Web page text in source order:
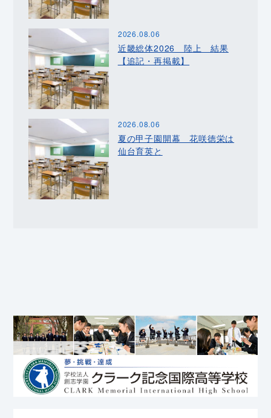
2026.08.06
近畿総体2026 陸上 結果
【追記・再掲載】
2026.08.06
夏の甲子園開幕 花咲徳栄は
仙台育英と